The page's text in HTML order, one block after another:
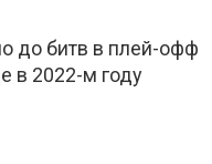
до битв в плей-офф
в 2022-м году